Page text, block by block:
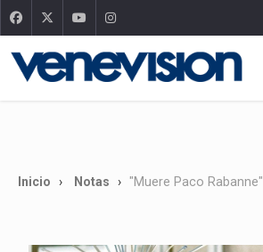
Inicio Notas "Muere Paco Rabanne"